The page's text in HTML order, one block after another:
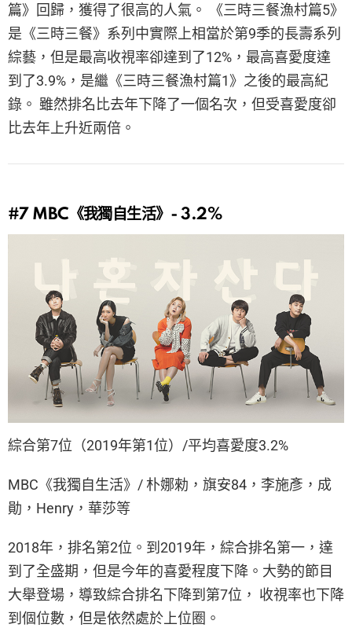
篇》回歸，獲得了很高的人氣。 《三時三餐漁村篇5》
是《三時三餐》系列中實際上相當於第9季的長壽系列
綜藝，但是最高收視率卻達到了12%，最高喜愛度達
到了3.9%，是繼《三時三餐漁村篇1》之後的最高紀
錄。 雖然排名比去年下降了一個名次，但受喜愛度卻
比去年上升近兩倍。
#7 MBC《我獨自生活》- 3.2%
綜合第7位（2019年第1位）/平均喜愛度3.2%
MBC《我獨自生活》/ 朴娜勑，旗安84，李施彥，成
勛，Henry，華莎等
2018年，排名第2位。到2019年，綜合排名第一，達
到了全盛期，但是今年的喜愛程度下降。大勢的節目
大舉登場，導致綜合排名下降到第7位， 收視率也下降
到個位數，但是依然處於上位圈。